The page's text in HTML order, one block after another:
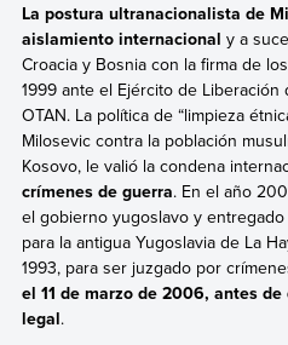
La postura ultranacionalista de
aislamiento internacional y a
Croacia y Bosnia con la firma de
1999 ante el Ejército de
OTAN. La política de “limpieza
Milosevic contra la población
Kosovo, le valió la condena
crímenes de guerra. En el año
el gobierno yugoslavo y
para la antigua Yugoslavia de La
1993, para ser juzgado por
el 11 de marzo de 2006, antes
legal.